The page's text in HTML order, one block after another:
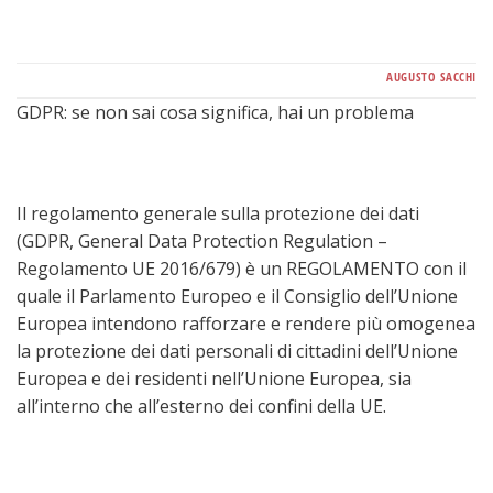
AUGUSTO SACCHI
GDPR: se non sai cosa significa, hai un problema
Il regolamento generale sulla protezione dei dati
(GDPR, General Data Protection Regulation –
Regolamento UE 2016/679) è un REGOLAMENTO con il
quale il Parlamento Europeo e il Consiglio dell’Unione
Europea intendono rafforzare e rendere più omogenea
la protezione dei dati personali di cittadini dell’Unione
Europea e dei residenti nell’Unione Europea, sia
all’interno che all’esterno dei confini della UE.